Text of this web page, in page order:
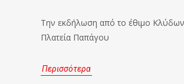
Την εκδήλωση από το έθιμο
Πλατεία Παπάγου
Περισσότερα